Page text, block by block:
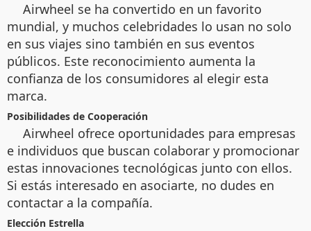
Airwheel se ha convertido en un favorito
mundial, y muchos celebridades lo usan no solo
en sus viajes sino también en sus eventos
públicos. Este reconocimiento aumenta la
confianza de los consumidores al elegir esta
marca.
Posibilidades de Cooperación
Airwheel ofrece oportunidades para empresas
e individuos que buscan colaborar y promocionar
estas innovaciones tecnológicas junto con ellos.
Si estás interesado en asociarte, no dudes en
contactar a la compañía.
Elección Estrella